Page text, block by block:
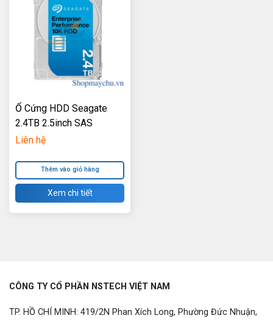
Ổ Cứng HDD Seagate
2.4TB 2.5inch SAS
12Gb/s 10K RPM 256MB
Liên hệ
Thêm vào giỏ hàng
Xem chi tiết
CÔNG TY CỔ PHẦN NSTECH VIỆT NAM
TP. HỒ CHÍ MINH: 419/2N Phan Xích Long, Phường Đức Nhuận,